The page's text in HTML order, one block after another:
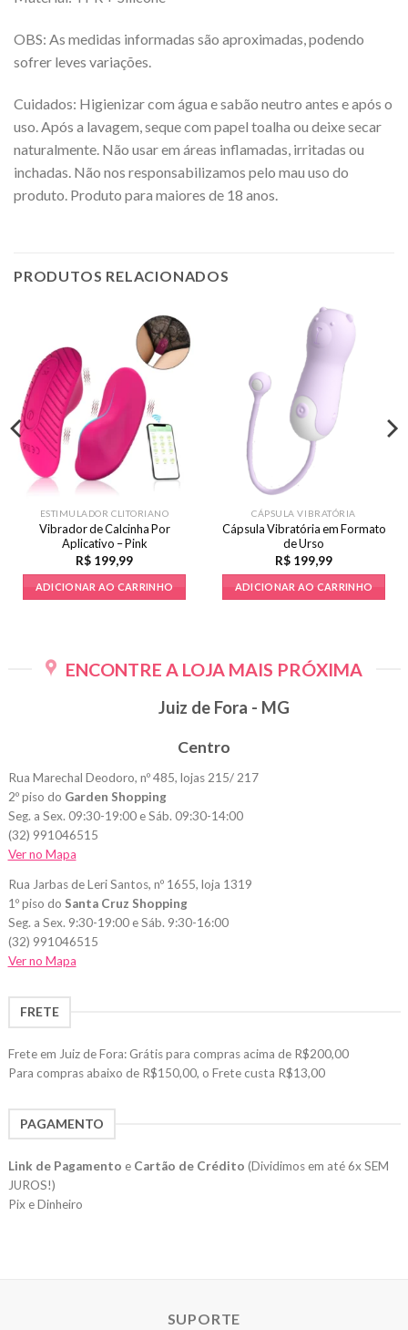
OBS: As medidas informadas são aproximadas, podendo
sofrer leves variações.
Cuidados: Higienizar com água e sabão neutro antes e após o
uso. Após a lavagem, seque com papel toalha ou deixe secar
naturalmente. Não usar em áreas inflamadas, irritadas ou
inchadas. Não nos responsabilizamos pelo mau uso do
produto. Produto para maiores de 18 anos.
PRODUTOS RELACIONADOS
ESTIMULADOR CLITORIANO
Vibrador de Calcinha Por
Aplicativo – Pink
R$ 199,99
ADICIONAR AO CARRINHO
CÁPSULA VIBRATÓRIA
Cápsula Vibratória em Formato
de Urso
R$ 199,99
ADICIONAR AO CARRINHO
ENCONTRE A LOJA MAIS PRÓXIMA
Juiz de Fora - MG
Centro
Rua Marechal Deodoro, nº 485, lojas 215/ 217
2º piso do Garden Shopping
Seg. a Sex. 09:30-19:00 e Sáb. 09:30-14:00
(32) 991046515
Ver no Mapa
Rua Jarbas de Leri Santos, nº 1655, loja 1319
1º piso do Santa Cruz Shopping
Seg. a Sex. 9:30-19:00 e Sáb. 9:30-16:00
(32) 991046515
Ver no Mapa
FRETE
Frete em Juiz de Fora: Grátis para compras acima de R$200,00
Para compras abaixo de R$150,00, o Frete custa R$13,00
PAGAMENTO
Link de Pagamento e Cartão de Crédito (Dividimos em até 6x SEM
JUROS!)
Pix e Dinheiro
SUPORTE